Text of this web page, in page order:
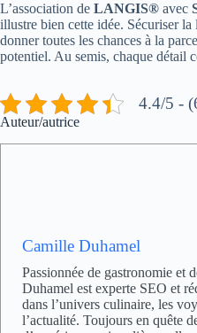
L’association de LANGIS® avec
illustre bien cette idée. Sécuriser
donner toutes les chances à la
potentiel. Au semis, chaque détail
4.4/5 -
Auteur/autrice
Camille Duhamel
Passionnée de gastronomie et
Duhamel est experte SEO et
dans l’univers culinaire, les
l’actualité. Toujours en quête